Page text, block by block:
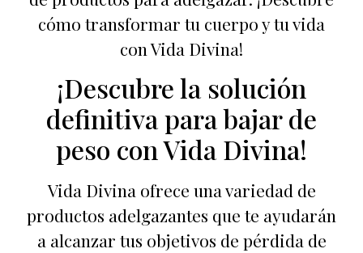
cómo transformar tu cuerpo y tu vida
con Vida Divina!
¡Descubre la solución
definitiva para bajar de
peso con Vida Divina!
Vida Divina ofrece una variedad de
productos adelgazantes que te ayudarán
a alcanzar tus objetivos de pérdida de